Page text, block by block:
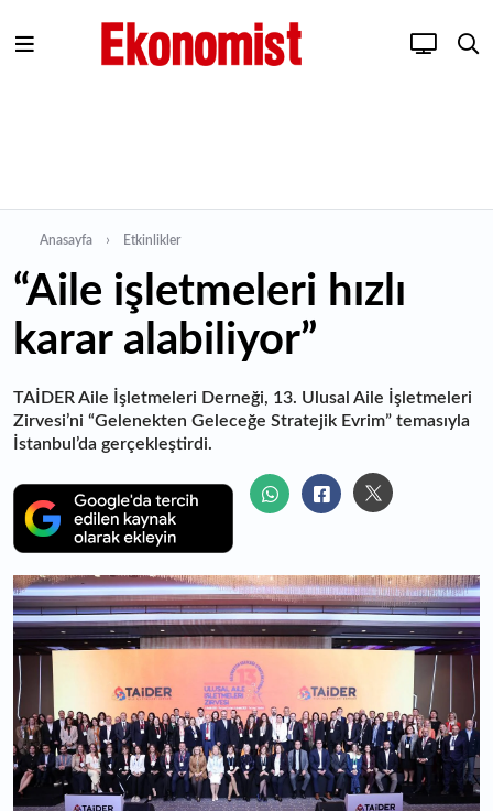
Anasayfa Etkinlikler
“Aile işletmeleri hızlı
karar alabiliyor”
TAİDER Aile İşletmeleri Derneği, 13. Ulusal Aile İşletmeleri
Zirvesi’ni “Gelenekten Geleceğe Stratejik Evrim” temasıyla
İstanbul’da gerçekleştirdi.